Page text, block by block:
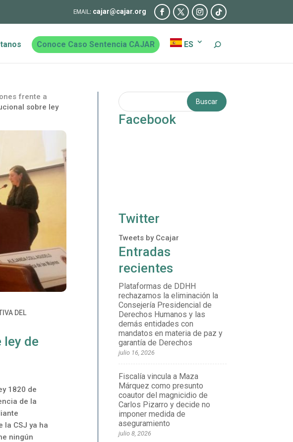
cajar@cajar.org
Conoce Caso Sentencia CAJAR ES
frente a
sobre ley
DEL
de
1820 de
de la
la CSJ ya ha
ningún
Facebook
Twitter
Tweets by Ccajar
Entradas
recientes
Plataformas de DDHH
rechazamos la eliminación la
Consejería Presidencial de
Derechos Humanos y las
demás entidades con
mandatos en materia de paz y
garantía de Derechos
julio 16, 2026
Fiscalía vincula a Maza
Márquez como presunto
coautor del magnicidio de
Carlos Pizarro y decide no
imponer medida de
aseguramiento
julio 8, 2026